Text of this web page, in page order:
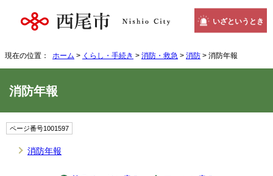
いざというとき
現在の位置： ホーム > くらし・手続き > 消防・救急 > 消防 > 消防年報
消防年報
ページ番号1001597
消防年報